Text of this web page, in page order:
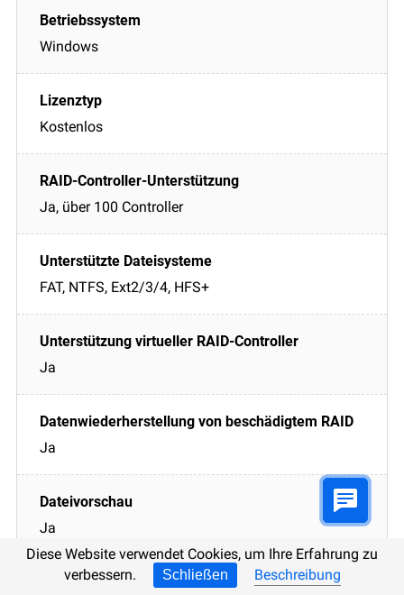
Windows
Kostenlos
Ja, über 100 Controller
FAT, NTFS, Ext2/3/4, HFS+
Ja
Ja
Ja
Diese Website verwendet Cookies, um Ihre Erfahrung zu
verbessern.
Schließen Beschreibung